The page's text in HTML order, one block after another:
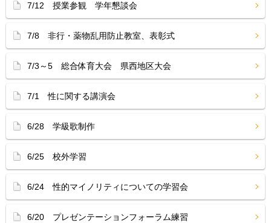
7/12 授業参観 学年懇談会
7/8 非行・薬物乱用防止教室、表彰式
7/3～5 総合体育大会 県西地区大会
7/1 性に関する講演会
6/28 学級歌制作
6/25 校外学習
6/24 性的マイノリティについての学習会
6/20 プレゼンテーションフォーラム練習